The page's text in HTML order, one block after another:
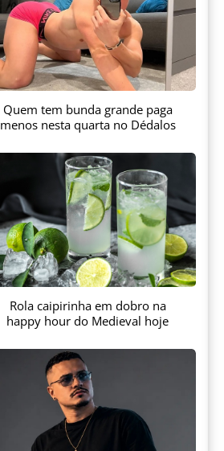
Quem tem bunda grande paga
menos nesta quarta no Dédalos
Rola caipirinha em dobro na
happy hour do Medieval hoje